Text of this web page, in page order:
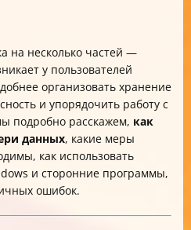
диска
и восстановление данных
на несколько частей —
у пользователей
организовать хранение
и упорядочить работу с
подробно расскажем, как
данных, какие меры
как использовать
и сторонние программы,
ошибок.